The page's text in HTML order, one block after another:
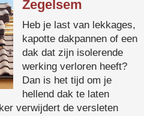
Zegelsem
Heb je last van lekkages,
kapotte dakpannen of een
dak dat zijn isolerende
werking verloren heeft?
Dan is het tijd om je
hellend dak te laten
verwijdert de versleten